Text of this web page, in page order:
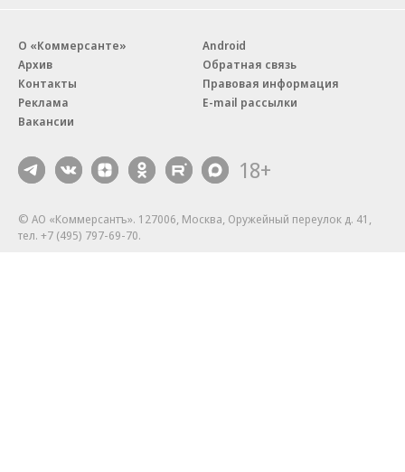
О «Коммерсанте»
Архив
Контакты
Реклама
Вакансии
Android
Обратная связь
Правовая информация
E-mail рассылки
18+
© АО «Коммерсантъ». 127006, Москва, Оружейный переулок д. 41,
тел. +7 (495) 797-69-70.